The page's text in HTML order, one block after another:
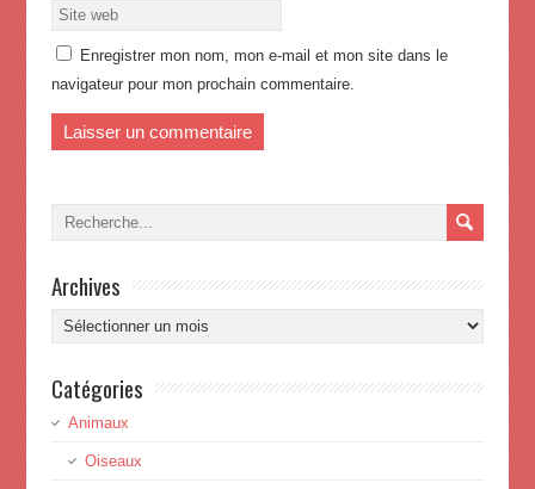
Enregistrer mon nom, mon e-mail et mon site dans le
navigateur pour mon prochain commentaire.
Archives
Archives
Catégories
Animaux
Oiseaux